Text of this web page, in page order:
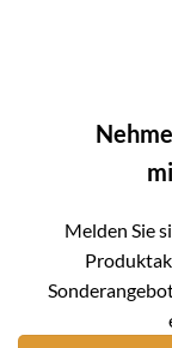
Melden Sie